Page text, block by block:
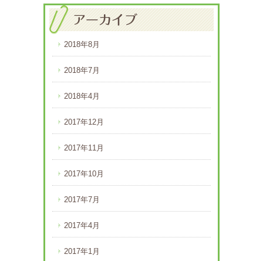
2018年8月
2018年7月
2018年4月
2017年12月
2017年11月
2017年10月
2017年7月
2017年4月
2017年1月